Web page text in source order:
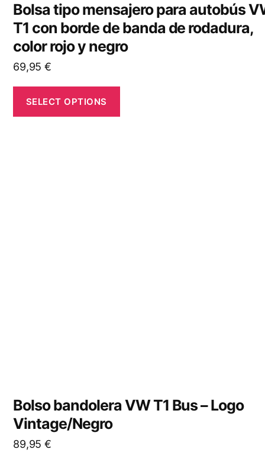
Bolsa tipo mensajero para autobús
T1 con borde de banda de rodadura,
color rojo y negro
69,95 €
SELECT OPTIONS
Bolso bandolera VW T1 Bus – Logo
Vintage/Negro
89,95 €